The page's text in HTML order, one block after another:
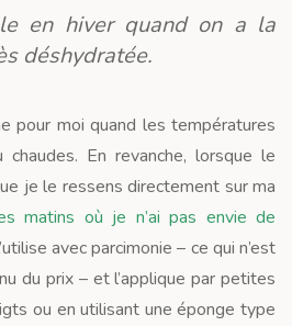
en hiver quand on a la
déshydratée.
pour moi quand les températures
En revanche, lorsque le
je le ressens directement sur ma
matins où je n’ai pas envie de
avec parcimonie – ce qui n’est
du prix – et l’applique par petites
ou en utilisant une éponge type